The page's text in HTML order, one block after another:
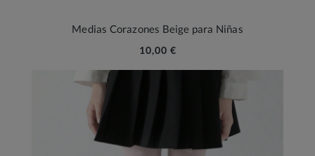
Medias Corazones Beige para Niñas
10,00 €